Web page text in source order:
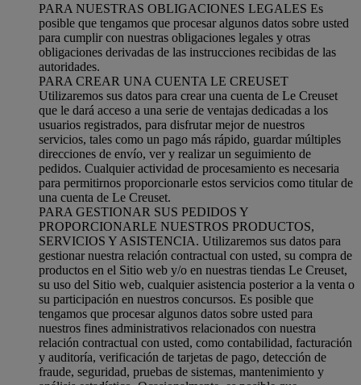
PARA NUESTRAS OBLIGACIONES LEGALES Es
posible que tengamos que procesar algunos datos sobre usted
para cumplir con nuestras obligaciones legales y otras
obligaciones derivadas de las instrucciones recibidas de las
autoridades.
PARA CREAR UNA CUENTA LE CREUSET
Utilizaremos sus datos para crear una cuenta de Le Creuset
que le dará acceso a una serie de ventajas dedicadas a los
usuarios registrados, para disfrutar mejor de nuestros
servicios, tales como un pago más rápido, guardar múltiples
direcciones de envío, ver y realizar un seguimiento de
pedidos. Cualquier actividad de procesamiento es necesaria
para permitirnos proporcionarle estos servicios como titular de
una cuenta de Le Creuset.
PARA GESTIONAR SUS PEDIDOS Y
PROPORCIONARLE NUESTROS PRODUCTOS,
SERVICIOS Y ASISTENCIA. Utilizaremos sus datos para
gestionar nuestra relación contractual con usted, su compra de
productos en el Sitio web y/o en nuestras tiendas Le Creuset,
su uso del Sitio web, cualquier asistencia posterior a la venta o
su participación en nuestros concursos. Es posible que
tengamos que procesar algunos datos sobre usted para
nuestros fines administrativos relacionados con nuestra
relación contractual con usted, como contabilidad, facturación
y auditoría, verificación de tarjetas de pago, detección de
fraude, seguridad, pruebas de sistemas, mantenimiento y